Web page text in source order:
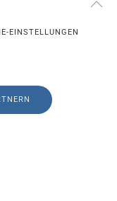
EINSTELLUNGEN